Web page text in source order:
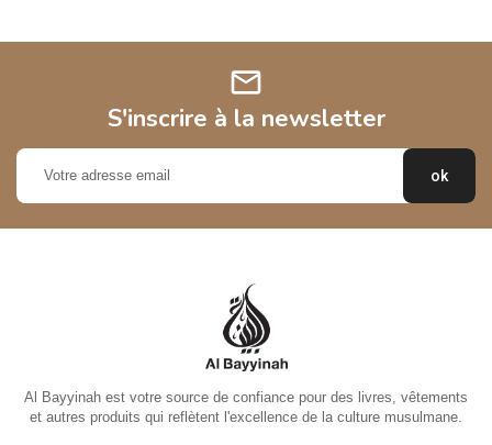
mail
S'inscrire à la newsletter
Al Bayyinah est votre source de confiance pour des livres, vêtements
et autres produits qui reflètent l'excellence de la culture musulmane.